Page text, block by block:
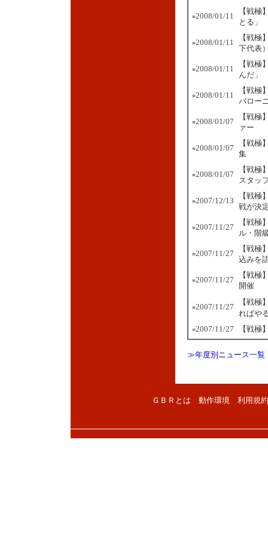
■2008/01/11
【戦極
とる」
■2008/01/11
【戦極
下代表
■2008/01/11
【戦極
んだ」
■2008/01/11
【戦極
バロー
■2008/01/07
【戦極
ァー
■2008/01/07
【戦極
集
■2008/01/07
【戦極
スタッ
■2007/12/13
【戦極
戦が決
■2007/11/27
【戦極
ル・階
■2007/11/27
【戦極
込みを
■2007/11/27
【戦極
開催
■2007/11/27
【戦極
ればや
■2007/11/27 【戦
≫年度別ニュース一覧
ＧＢＲとは 動作環境 利用規約